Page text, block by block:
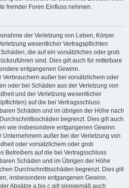
fremder Foren Einfluss nehmen.
der Verletzung von Leben, Körper
wesentlicher Vertragspflichten
die auf ein vorsätzliches oder grob
sind. Dies gilt auch für mittelbare
entgangenen Gewinn.
Verbrauchern außer bei vorsätzlichem oder
oder bei Schäden aus der Verletzung von
und der Verletzung wesentlicher
auf die bei Vertragsschluss
Schäden und im übrigen der Höhe nach
begrenzt. Dies gilt auch
wie insbesondere entgangenen Gewinn.
Unternehmern außer bei der Verletzung von
oder vorsätzlichem oder grob
Betreibers auf die bei Vertragsschluss
Schäden und im Übrigen der Höhe
Durchschnittsschäden begrenzt. Dies gilt
insbesondere entgangenen Gewinn.
Absätze a bis c gilt sinngemäß auch